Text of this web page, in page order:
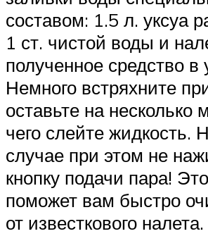
составом: 1.5 л. уксуа
1 ст. чистой воды и
полученное средство в
Немного встряхните
оставьте на несколько
чего слейте жидкость.
случае при этом не
кнопку подачи пара!
поможет вам быстро
от известкового налета.